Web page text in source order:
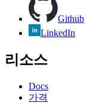
Github
LinkedIn
리소스
Docs
가격